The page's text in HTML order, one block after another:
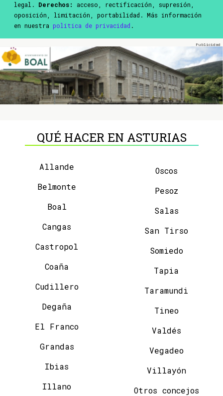
legal. Derechos:
acceso, rectificación, supresión,
oposición, limitación, portabilidad. Más información
en nuestra política de privacidad .
QUÉ HACER EN ASTURIAS
Allande
Belmonte
Boal
Cangas
Castropol
Coaña
Cudillero
Degaña
El Franco
Grandas
Ibias
Illano
Oscos
Pesoz
Salas
San Tirso
Somiedo
Tapia
Taramundi
Tineo
Valdés
Vegadeo
Villayón
Otros concejos